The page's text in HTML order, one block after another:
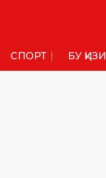
СПОРТ БУ ҚИЗИҚ